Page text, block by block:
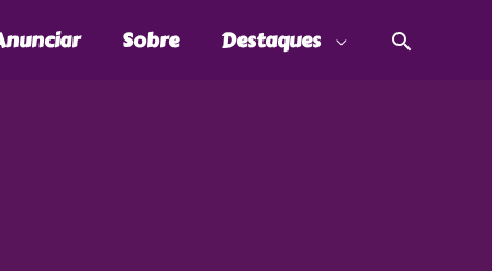
Sobre Destaques